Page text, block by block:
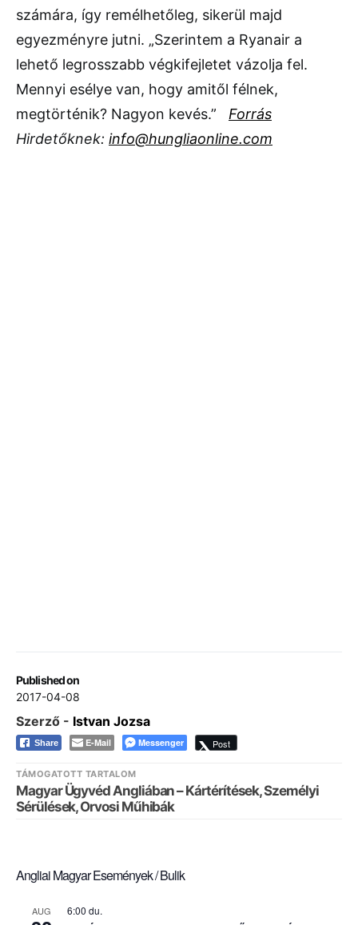
Published on
2017-04-08
számára, így remélhetőleg, sikerül majd
egyezményre jutni. „Szerintem a Ryanair a
lehető legrosszabb végkifejletet vázolja fel.
Mennyi esélye van, hogy amitől félnek,
megtörténik? Nagyon kevés.” Forrás
Hirdetőknek: info@hungliaonline.com
Szerző - Istvan Jozsa
Share E-Mail Messenger Post
TÁMOGATOTT TARTALOM
Magyar Ügyvéd Angliában – Kártérítések, Személyi
Sérülések, Orvosi Műhibák
Angliai Magyar Események / Bulik
AUG 6:00 du.